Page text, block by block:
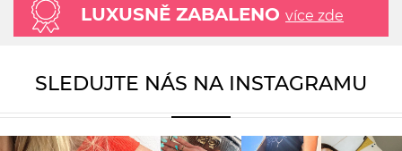
LUXUSNĚ ZABALENO více zde
SLEDUJTE NÁS NA INSTAGRAMU